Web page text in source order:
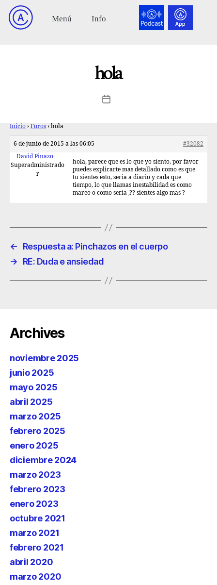
hola
Inicio › Foros › hola
6 de junio de 2015 a las 06:05
#32082
David Pinazo
Superadministrado
r
hola, parece que es lo que yo siento, por favor
puedes explicarte mas detallado como es que
tu sientes esto, seria a diario y cada que
tiempo, lo que llamas inestabilidad es como
mareo o como seria ,?? sientes algo mas ?
←
Respuesta a: Pinchazos en el cuerpo
→
RE: Duda e ansiedad
Archives
noviembre 2025
junio 2025
mayo 2025
abril 2025
marzo 2025
febrero 2025
enero 2025
diciembre 2024
marzo 2023
febrero 2023
enero 2023
octubre 2021
marzo 2021
febrero 2021
abril 2020
marzo 2020